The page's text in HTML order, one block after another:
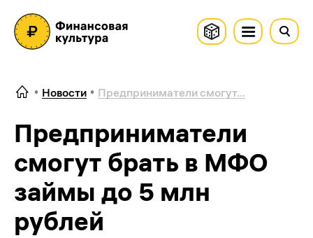
Новости Предприниматели смогут...
Предприниматели
смогут брать в МФО
займы до 5 млн
рублей